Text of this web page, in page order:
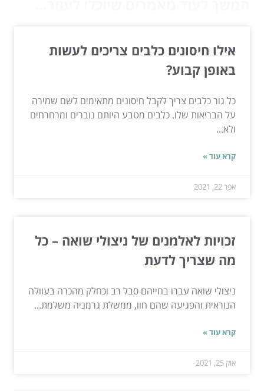
אילו חיסונים כלבים צריכים לעשות
באופן קבוע?
כל גור כלבים צריך לקבל חיסונים מתאימים לשם שמירה
על הבריאות שלו. כלבים מטבע היותם נוברים ומרחרחים
ולא...
קרא עוד »
אפר 22, 2021
זכויות לאלמנים של ניצולי שואה – כל
מה שצריך לדעת
ניצולי שואה עברו בחייהם סבל רב וכחלק מהכרה בעוולה
הנוראית והפגיעה שהם חוו, ממשלת גרמניה משלמת...
קרא עוד »
אוק 25, 2021